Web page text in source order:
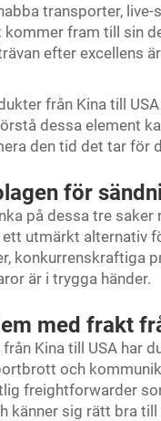
transporter,
kommer fram till sin
efter excellens
från Kina till
dessa element
den tid det tar för
för
på dessa tre
ett utmärkt alternativ
konkurrenskraftiga
är i trygga händer.
med frakt
Kina till USA har
och
freightforwarder
känner sig rätt bra